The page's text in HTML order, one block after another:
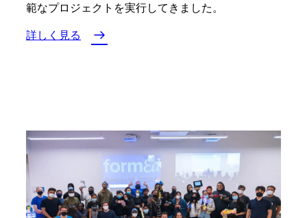
範なプロジェクトを実行してきました。
詳しく見る